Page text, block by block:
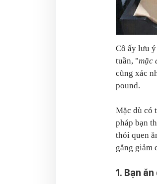
Cô ấy lưu
tuần, "mặc
cũng xác
pound.
Mặc dù có
pháp bạn
thói quen
gắng giảm
1. Bạn